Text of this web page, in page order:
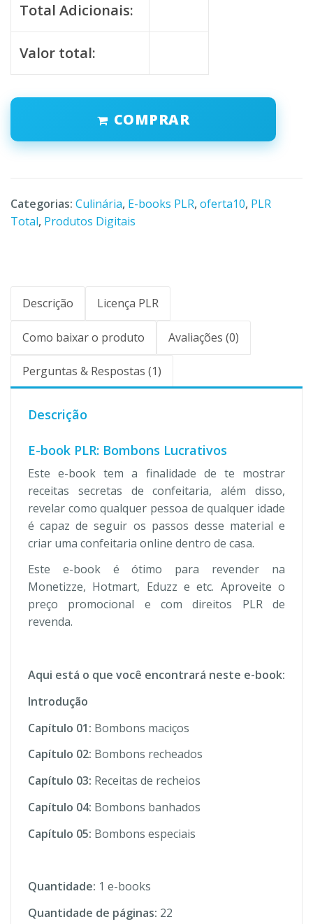
Total Adicionais:
Valor total:
COMPRAR
Categorias: Culinária, E-books PLR,oferta10, PLR
Total, Produtos Digitais
Descrição Licença PLR
Como baixar o produto Avaliações (0)
Perguntas & Respostas (1)
Descrição
E-book PLR: Bombons Lucrativos
Este e-book tem a finalidade de te mostrar
receitas secretas de confeitaria, além disso,
revelar como qualquer pessoa de qualquer idade
é capaz de seguir os passos desse material e
criar uma confeitaria online dentro de casa.
Este e-book é ótimo para revender na
Monetizze, Hotmart, Eduzz e etc. Aproveite o
preço promocional e com direitos PLR de
revenda.
Aqui está o que você encontrará neste e-book:
Introdução
Capítulo 01: Bombons maciços
Capítulo 02: Bombons recheados
Capítulo 03: Receitas de recheios
Capítulo 04: Bombons banhados
Capítulo 05: Bombons especiais
Quantidade: 1 e-books
Quantidade de páginas: 22